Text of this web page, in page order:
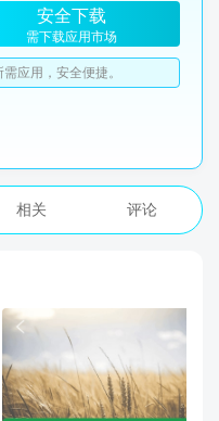
安全下载
需下载应用市场
应用，安全便捷。
相关 评论